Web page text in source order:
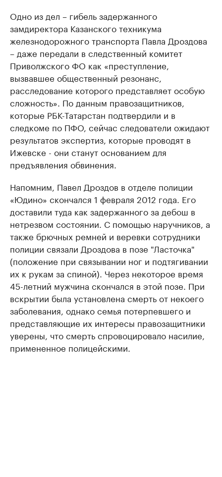
Одно из дел – гибель задержанного
замдиректора Казанского техникума
железнодорожного транспорта Павла Дроздова
– даже передали в следственный комитет
Приволжского ФО как «преступление,
вызвавшее общественный резонанс,
расследование которого представляет особую
сложность». По данным правозащитников,
которые РБК-Татарстан подтвердили и в
следкоме по ПФО, сейчас следователи ожидают
результатов экспертиз, которые проводят в
Ижевске - они станут основанием для
предъявления обвинения.
Напомним, Павел Дроздов в отделе полиции
«Юдино» скончался 1 февраля 2012 года. Его
доставили туда как задержанного за дебош в
нетрезвом состоянии. С помощью наручников, а
также брючных ремней и веревки сотрудники
полиции связали Дроздова в позе "Ласточка"
(положение при связывании ног и подтягивании
их к рукам за спиной). Через некоторое время
45-летний мужчина скончался в этой позе. При
вскрытии была установлена смерть от некоего
заболевания, однако семья потерпевшего и
представляющие их интересы правозащитники
уверены, что смерть спровоцировало насилие,
примененное полицейскими.